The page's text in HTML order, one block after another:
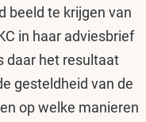
beeld te krijgen van
in haar adviesbrief
daar het resultaat
gesteldheid van de
op welke manieren